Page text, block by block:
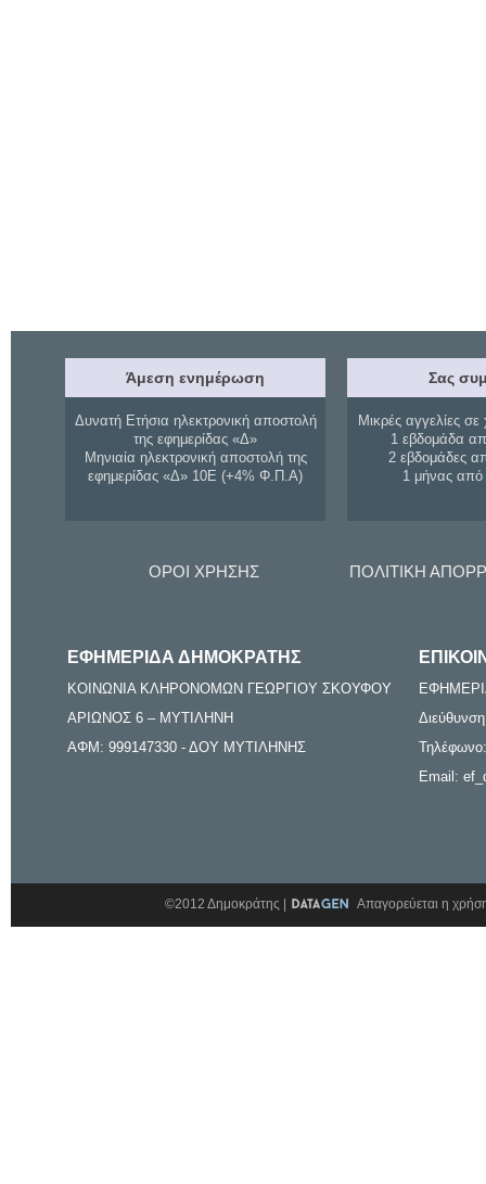
Άμεση ενημέρωση
Δυνατή Ετήσια ηλεκτρονική αποστολή
της εφημερίδας «Δ»
Μηνιαία ηλεκτρονική αποστολή της
εφημερίδας «Δ» 10Ε (+4% Φ.Π.Α)
Σας
Μικρές αγγελίες σε
1 εβδομάδα
2 εβδομάδες
1 μήνας
ΟΡΟΙ ΧΡΗΣΗΣ ΠΟΛΙΤΙΚΗ
ΕΦΗΜΕΡΙΔΑ ΔΗΜΟΚΡΑΤΗΣ
ΚΟΙΝΩΝΙΑ ΚΛΗΡΟΝΟΜΩΝ ΓΕΩΡΓΙΟΥ ΣΚΟΥΦΟΥ
ΑΡΙΩΝΟΣ 6 – ΜΥΤΙΛΗΝΗ
ΑΦΜ: 999147330 - ΔΟΥ ΜΥΤΙΛΗΝΗΣ
Email:
©2012 Δημοκράτης | Απαγορεύεται η